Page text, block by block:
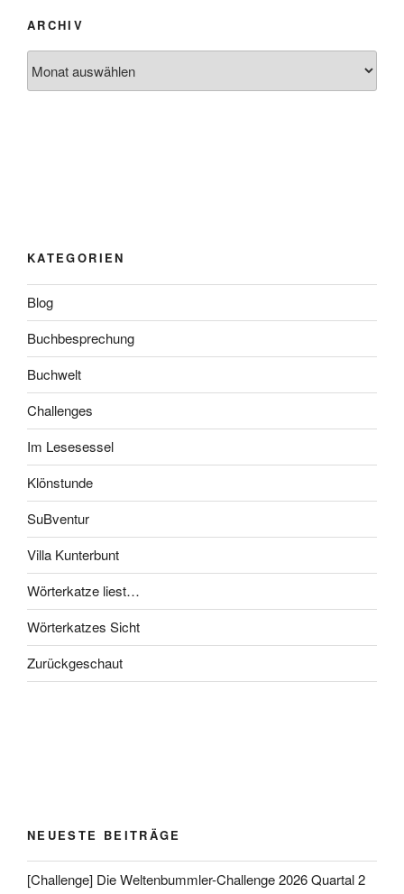
ARCHIV
KATEGORIEN
Blog
Buchbesprechung
Buchwelt
Challenges
Im Lesesessel
Klönstunde
SuBventur
Villa Kunterbunt
Wörterkatze liest…
Wörterkatzes Sicht
Zurückgeschaut
NEUESTE BEITRÄGE
[Challenge] Die Weltenbummler-Challenge 2026 Quartal 2